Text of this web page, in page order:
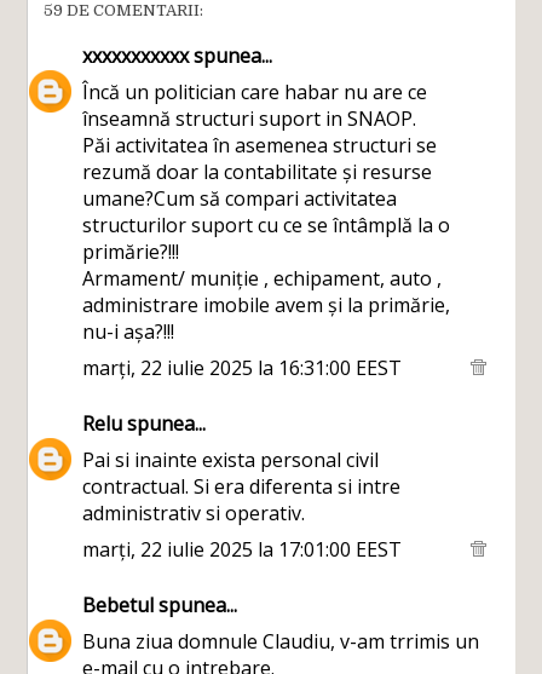
59 DE COMENTARII:
xxxxxxxxxxxspunea...
Încă un politician care habar nu are ce
înseamnă structuri suport in SNAOP.
Păi activitatea în asemenea structuri se
rezumă doar la contabilitate și resurse
umane?Cum să compari activitatea
structurilor suport cu ce se întâmplă la o
primărie?!!!
Armament/ muniție , echipament, auto ,
administrare imobile avem și la primărie,
nu-i așa?!!!
marți, 22 iulie 2025 la 16:31:00 EEST
Reluspunea...
Pai si inainte exista personal civil
contractual. Si era diferenta si intre
administrativ si operativ.
marți, 22 iulie 2025 la 17:01:00 EEST
Bebetulspunea...
Buna ziua domnule Claudiu, v-am trrimis un
e-mail cu o intrebare.